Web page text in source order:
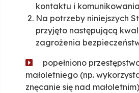
kontaktu i
Na potrzeby niniejszych
przyjęto następującą
zagrożenia
popełniono
małoletniego (np.
znęcanie się nad